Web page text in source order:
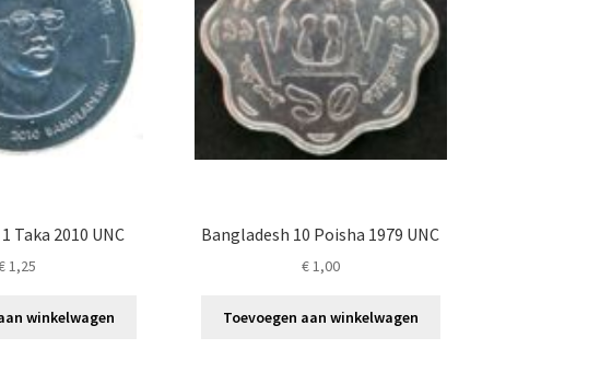
Taka 2010 UNC
1,25
winkelwagen
Bangladesh 10 Poisha 1979 UNC
€1,00
Toevoegen aan winkelwagen